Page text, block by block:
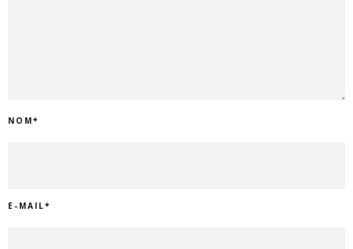
NOM*
E-MAIL*